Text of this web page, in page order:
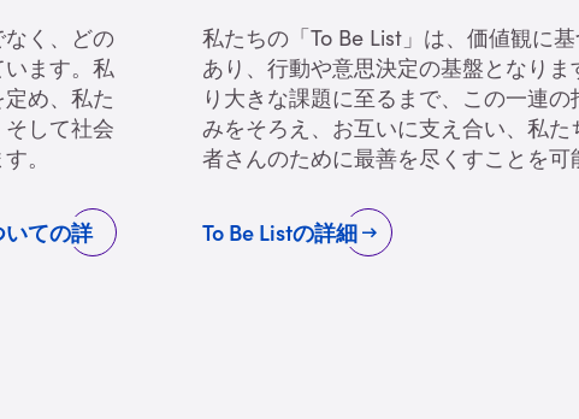
く、どの
ます。私
め、私た
して社会
。
ての詳
私たちの「To Be List」は、価値観に
あり、行動や意思決定の基盤となりま
り大きな課題に至るまで、この一連
みをそろえ、お互いに支え合い、私
者さんのために最善を尽くすことを可
To Be Listの詳細